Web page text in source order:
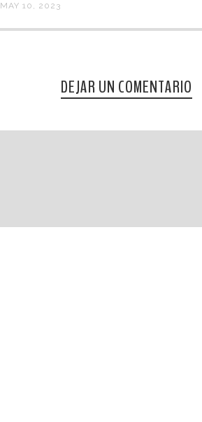
MAY 10, 2023
DEJAR UN COMENTARIO